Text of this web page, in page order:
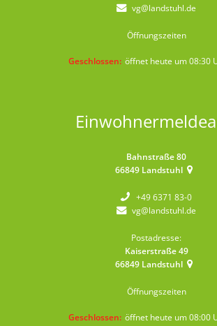
vg@landstuhl.de
Öffnungszeiten
Klicken, um weitere Öffnungs- oder
Geschlossen: öffnet heute um 08:30
Bahnstraße 80
66849 Landstuhl
+49 6371 83-0
vg@landstuhl.de
Postadresse:
Kaiserstraße 49
66849 Landstuhl
Öffnungszeiten
Klicken, um weitere Öffnungs- oder
Geschlossen: öffnet heute um 08:00